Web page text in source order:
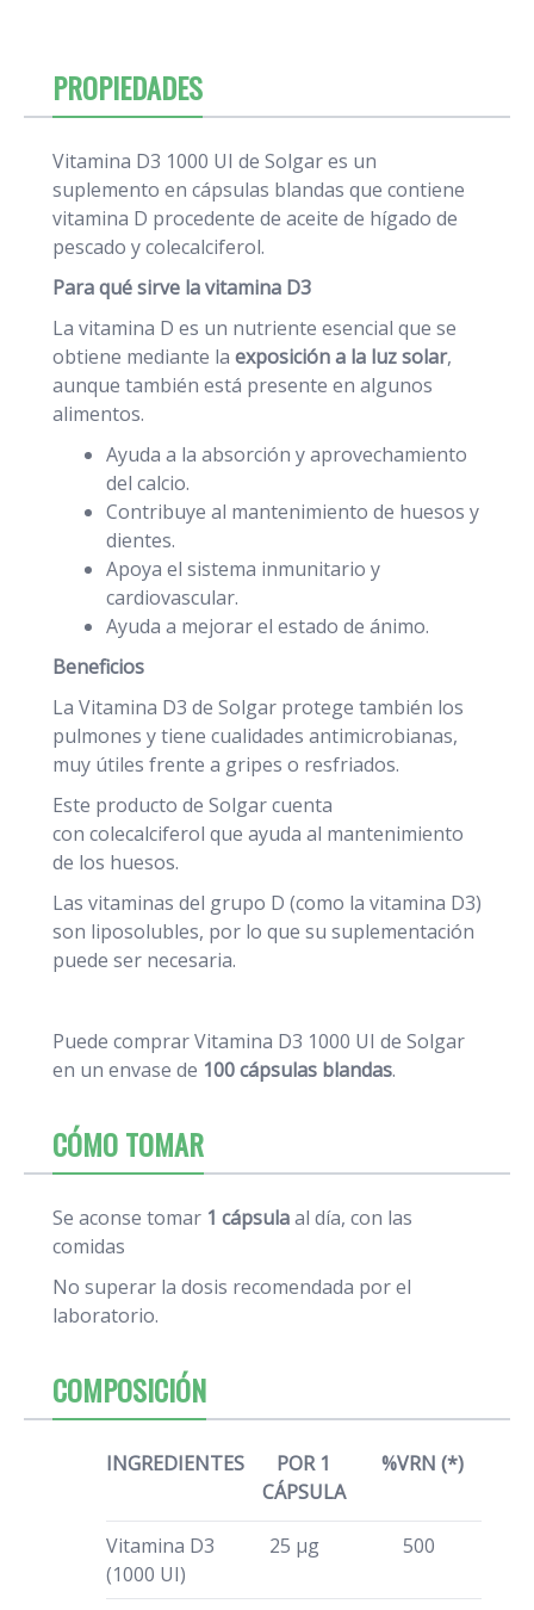
PROPIEDADES
Vitamina D3 1000 UI de Solgar es un
suplemento en cápsulas blandas que contiene
vitamina D procedente de aceite de hígado de
pescado y colecalciferol.
Para qué sirve la vitamina D3
La vitamina D es un nutriente esencial que se
obtiene mediante la exposición a la luz solar,
aunque también está presente en algunos
alimentos.
Ayuda a la absorción y aprovechamiento
del calcio.
Contribuye al mantenimiento de huesos y
dientes.
Apoya el sistema inmunitario y
cardiovascular.
Ayuda a mejorar el estado de ánimo.
Beneficios
La Vitamina D3 de Solgar protege también los
pulmones y tiene cualidades antimicrobianas,
muy útiles frente a gripes o resfriados.
Este producto de Solgar cuenta
con colecalciferol que ayuda al mantenimiento
de los huesos.
Las vitaminas del grupo D (como la vitamina D3)
son liposolubles, por lo que su suplementación
puede ser necesaria.
Puede comprar Vitamina D3 1000 UI de Solgar
en un envase de 100 cápsulas blandas.
CÓMO TOMAR
Se aconse tomar 1 cápsulaal día, con las
comidas
No superar la dosis recomendada por el
laboratorio.
COMPOSICIÓN
INGREDIENTES
POR 1
CÁPSULA
%VRN (*)
Vitamina D3
(1000 UI)
25 µg 500